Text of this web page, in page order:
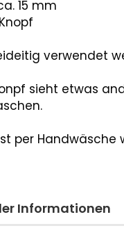
15 mm
verwendet
sieht etwas
per Handwäsche
Informationen